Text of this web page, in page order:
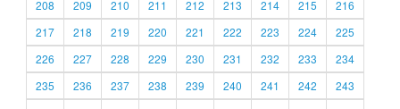
208
209 210 211 212 213 214 215
216
217
218 219 220 221 222 223 224
225
226
227 228 229 230 231 232 233
234
235
236 237 238 239 240 241 242
243